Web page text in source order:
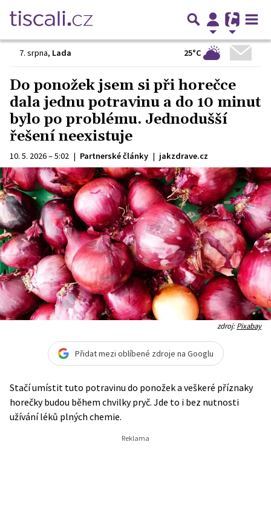
7. srpna, Lada 25°C
Do ponožek jsem si při horečce
dala jednu potravinu a do 10 minut
bylo po problému. Jednodušší
řešení neexistuje
10. 5. 2026 – 5:02 | Partnerské články | jakzdrave.cz
zdroj:Pixabay
Přidat mezi oblíbené zdroje na Googlu
Stačí umístit tuto potravinu do ponožek a veškeré příznaky
horečky budou během chvilky pryč. Jde to i bez nutnosti
užívání léků plných chemie.